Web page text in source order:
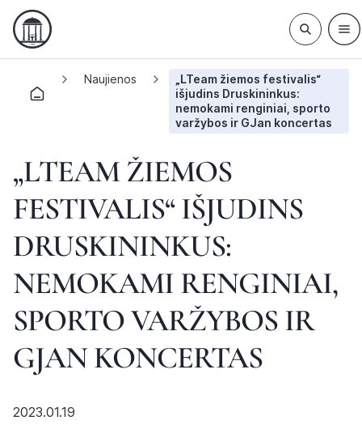
Naujienos
„LTeam žiemos festivalis“
išjudins Druskininkus:
nemokami renginiai, sporto
varžybos ir GJan koncertas
„LTEAM ŽIEMOS
FESTIVALIS“ IŠJUDINS
DRUSKININKUS:
NEMOKAMI RENGINIAI,
SPORTO VARŽYBOS IR
GJAN KONCERTAS
2023.01.19